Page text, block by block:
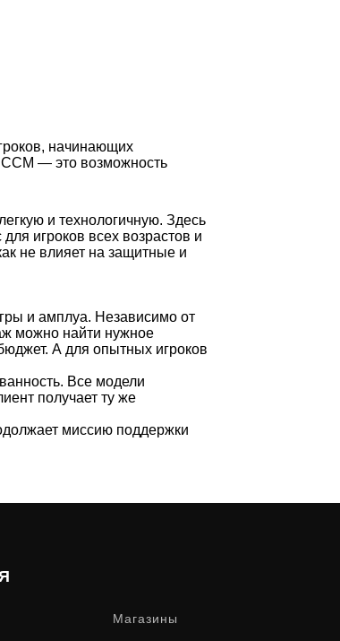
начинающих
— это возможность
и технологичную. Здесь
игроков всех возрастов и
не влияет на защитные и
и амплуа. Независимо от
можно найти нужное
А для опытных игроков
Все модели
получает ту же
миссию поддержки
Магазины